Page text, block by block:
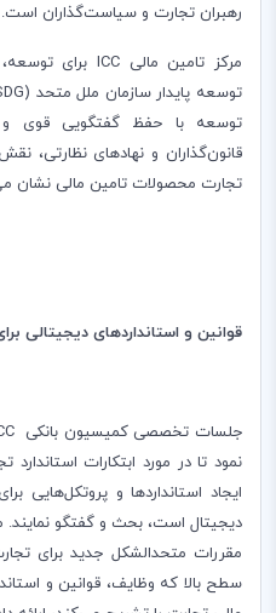
رهبران تجارت و سیاست‌گذاران است.
مرکز تامین مالی ICC برای
توسعه پایدار سازمان ملل متحد (
توسعه با حفظ گفتگویی قوی
قانون‌گذاران و نهادهای نظارتی‌،
تجارت محصولات تامین مالی نشان
قوانین و استانداردهای دیجیتالی
جلسات تخصصی کمیسیون بانکی
نمود تا در مورد ابتکارات استاندارد
ایجاد استانداردها و پروتکل‌هایی
دیجیتال است، بحث و گفتگو نمایند.
مقررات متحد‌الشکل جدید برای
سطح بالا که وظایف‌، قوانین و